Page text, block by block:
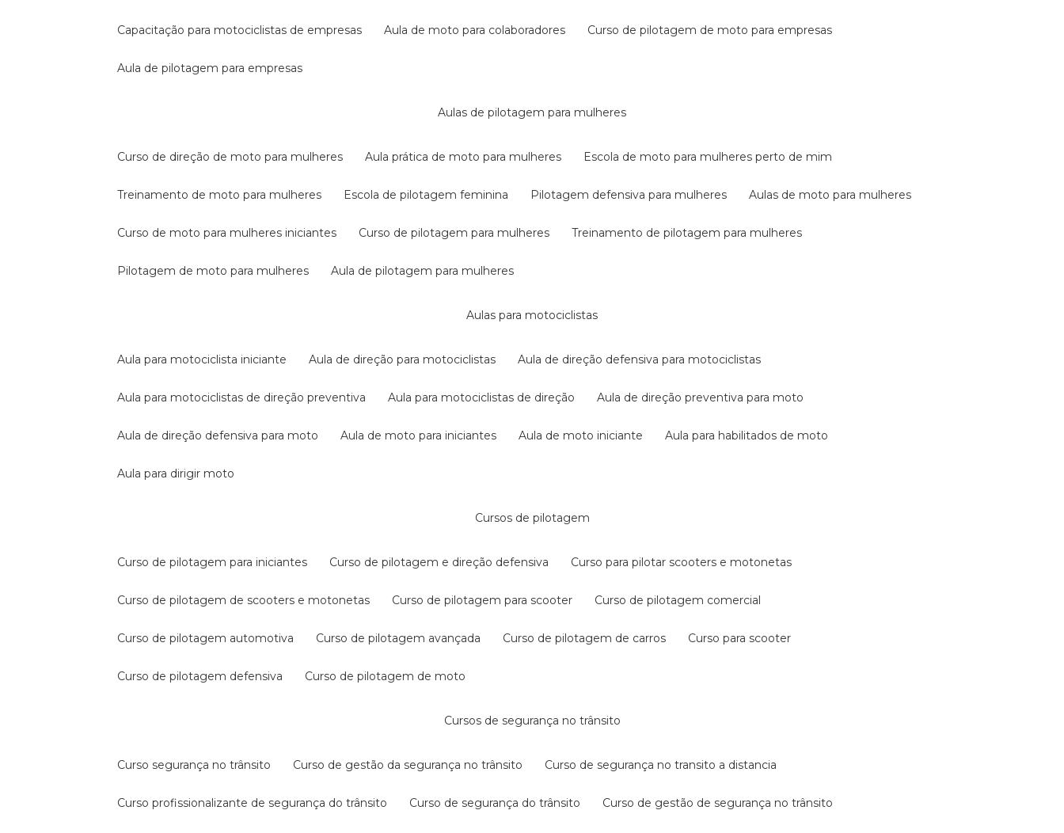
capacitação para motociclistas de empresas aula de moto para colaboradores curso de pilotagem de moto para empresas
aula de pilotagem para empresas
aulas de pilotagem para mulheres
curso de direção de moto para mulheres aula prática de moto para mulheres escola de moto para mulheres perto de mim
treinamento de moto para mulheres escola de pilotagem feminina pilotagem defensiva para mulheres aulas de moto para mulheres
curso de moto para mulheres iniciantes curso de pilotagem para mulheres treinamento de pilotagem para mulheres
pilotagem de moto para mulheres aula de pilotagem para mulheres
aulas para motociclistas
aula para motociclista iniciante aula de direção para motociclistas aula de direção defensiva para motociclistas
aula para motociclistas de direção preventiva aula para motociclistas de direção aula de direção preventiva para moto
aula de direção defensiva para moto aula de moto para iniciantes aula de moto iniciante aula para habilitados de moto
aula para dirigir moto
cursos de pilotagem
curso de pilotagem para iniciantes curso de pilotagem e direção defensiva curso para pilotar scooters e motonetas
curso de pilotagem de scooters e motonetas curso de pilotagem para scooter curso de pilotagem comercial
curso de pilotagem automotiva curso de pilotagem avançada curso de pilotagem de carros curso para scooter
curso de pilotagem defensiva curso de pilotagem de moto
cursos de segurança no trânsito
curso segurança no trânsito curso de gestão da segurança no trânsito curso de segurança no transito a distancia
curso profissionalizante de segurança do trânsito curso de segurança do trânsito curso de gestão de segurança no trânsito